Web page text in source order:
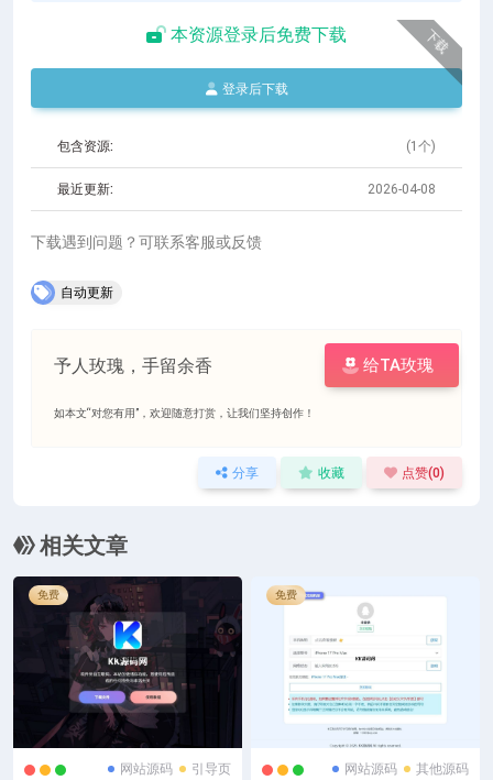
下载
本资源登录后免费下载
登录后下载
包含资源: (1个)
最近更新: 2026-04-08
下载遇到问题？可联系客服或反馈
自动更新
予人玫瑰，手留余香 给TA玫瑰
如本文“对您有用”，欢迎随意打赏，让我们坚持创作！
分享 收藏 点赞(0)
相关文章
免费
网站源码 引导页
免费
网站源码 其他源码